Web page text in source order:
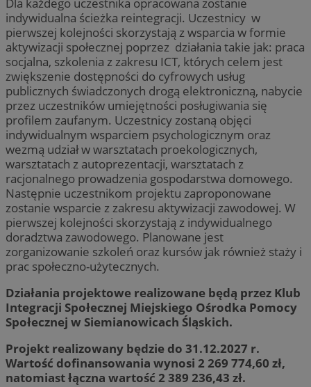
indywidualna ścieżka reintegracji. Uczestnicy w
pierwszej kolejności skorzystają z wsparcia w formie
aktywizacji społecznej poprzez działania takie jak: praca
socjalna, szkolenia z zakresu ICT, których celem jest
zwiększenie dostępności do cyfrowych usług
publicznych świadczonych drogą elektroniczną, nabycie
przez uczestników umiejętności posługiwania się
profilem zaufanym. Uczestnicy zostaną objęci
indywidualnym wsparciem psychologicznym oraz
wezmą udział w warsztatach proekologicznych,
warsztatach z autoprezentacji, warsztatach z
racjonalnego prowadzenia gospodarstwa domowego.
Następnie uczestnikom projektu zaproponowane
zostanie wsparcie z zakresu aktywizacji zawodowej. W
pierwszej kolejności skorzystają z indywidualnego
doradztwa zawodowego. Planowane jest
zorganizowanie szkoleń oraz kursów jak również staży i
prac społeczno-użytecznych.
Działania projektowe realizowane będą przez Klub
Integracji Społecznej Miejskiego Ośrodka Pomocy
Społecznej w Siemianowicach Śląskich.
Projekt realizowany będzie do 31.12.2027 r.
Wartość dofinansowania wynosi 2 269 774,60 zł,
natomiast łączna wartość 2 389 236,43 zł.